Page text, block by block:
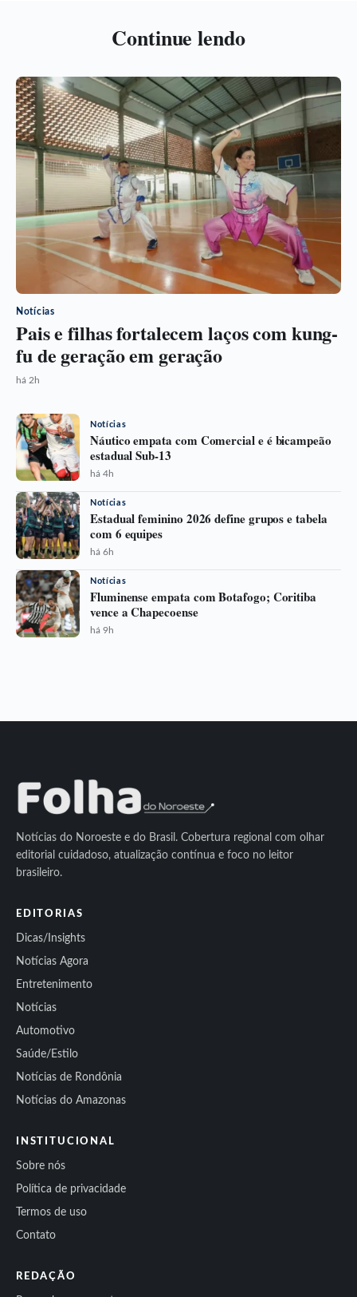
Continue lendo
Notícias
Pais e filhas fortalecem laços com kung-
fu de geração em geração
há 2h
Notícias
Náutico empata com Comercial e é bicampeão
estadual Sub-13
há 4h
Notícias
Estadual feminino 2026 define grupos e tabela
com 6 equipes
há 6h
Notícias
Fluminense empata com Botafogo; Coritiba
vence a Chapecoense
há 9h
Notícias do Noroeste e do Brasil. Cobertura regional com olhar
editorial cuidadoso, atualização contínua e foco no leitor
brasileiro.
EDITORIAS
Dicas/Insights
Notícias Agora
Entretenimento
Notícias
Automotivo
Saúde/Estilo
Notícias de Rondônia
Notícias do Amazonas
INSTITUCIONAL
Sobre nós
Política de privacidade
Termos de uso
Contato
REDAÇÃO